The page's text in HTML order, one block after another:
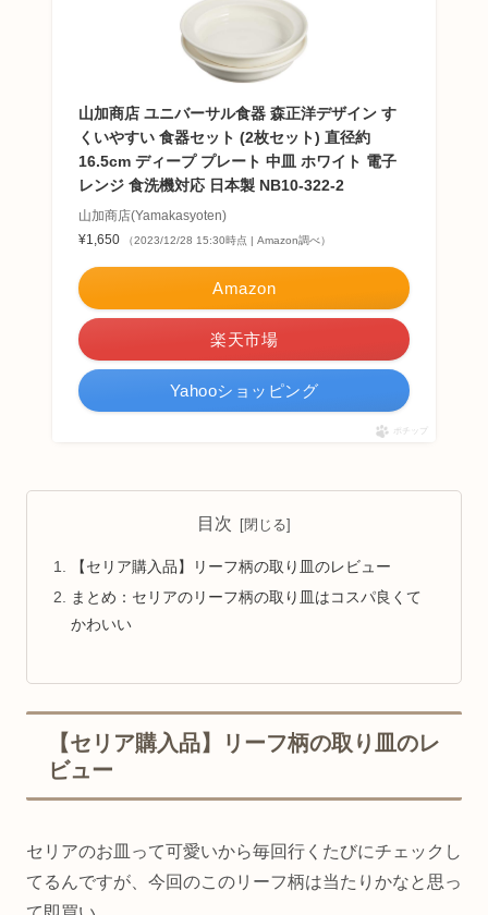
山加商店 ユニバーサル食器 森正洋デザイン す
くいやすい 食器セット (2枚セット) 直径約
16.5cm ディープ プレート 中皿 ホワイト 電子
レンジ 食洗機対応 日本製 NB10-322-2
山加商店(Yamakasyoten)
¥1,650
（2023/12/28 15:30時点 | Amazon調べ）
Amazon
楽天市場
Yahooショッピング
ポチップ
目次
【セリア購入品】リーフ柄の取り皿のレビュー
まとめ：セリアのリーフ柄の取り皿はコスパ良くて
かわいい
【セリア購入品】リーフ柄の取り皿のレ
ビュー
セリアのお皿って可愛いから毎回行くたびにチェックし
てるんですが、今回のこのリーフ柄は当たりかなと思っ